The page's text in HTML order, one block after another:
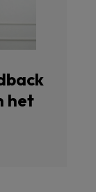
het